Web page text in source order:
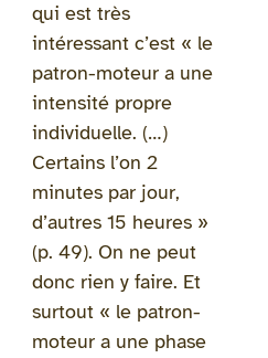
qui est très
intéressant c’est « le
patron-moteur a une
intensité propre
individuelle. (…)
Certains l’on 2
minutes par jour,
d’autres 15 heures »
(p. 49). On ne peut
donc rien y faire. Et
surtout « le patron-
moteur a une phase